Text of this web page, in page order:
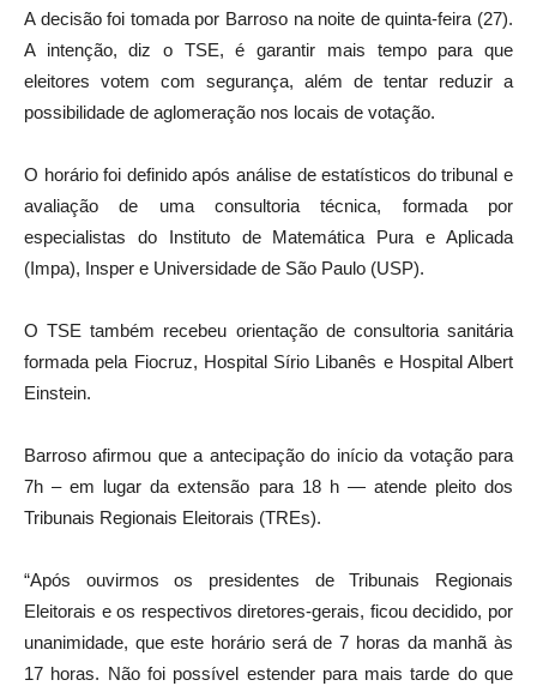
A decisão foi tomada por Barroso na noite de quinta-feira (27).
A intenção, diz o TSE, é garantir mais tempo para que
eleitores votem com segurança, além de tentar reduzir a
possibilidade de aglomeração nos locais de votação.
O horário foi definido após análise de estatísticos do tribunal e
avaliação de uma consultoria técnica, formada por
especialistas do Instituto de Matemática Pura e Aplicada
(Impa), Insper e Universidade de São Paulo (USP).
O TSE também recebeu orientação de consultoria sanitária
formada pela Fiocruz, Hospital Sírio Libanês e Hospital Albert
Einstein.
Barroso afirmou que a antecipação do início da votação para
7h – em lugar da extensão para 18 h — atende pleito dos
Tribunais Regionais Eleitorais (TREs).
“Após ouvirmos os presidentes de Tribunais Regionais
Eleitorais e os respectivos diretores-gerais, ficou decidido, por
unanimidade, que este horário será de 7 horas da manhã às
17 horas. Não foi possível estender para mais tarde do que